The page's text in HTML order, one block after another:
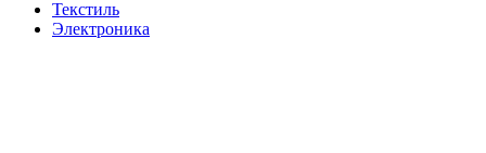
Текстиль
Электроника